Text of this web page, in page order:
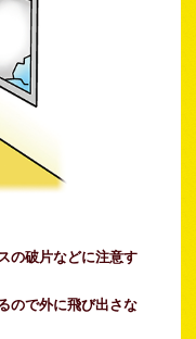
の破片などに注意す
ので外に飛び出さな